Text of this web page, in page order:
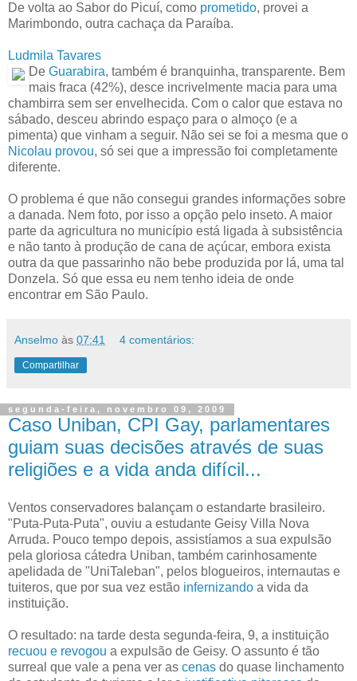
De volta ao Sabor do Picuí, como prometido, provei a
Marimbondo, outra cachaça da Paraíba.
Ludmila Tavares
De Guarabira, também é branquinha, transparente. Bem
mais fraca (42%), desce incrivelmente macia para uma
chambirra sem ser envelhecida. Com o calor que estava no
sábado, desceu abrindo espaço para o almoço (e a
pimenta) que vinham a seguir. Não sei se foi a mesma que o
Nicolau provou, só sei que a impressão foi completamente
diferente.
O problema é que não consegui grandes informações sobre
a danada. Nem foto, por isso a opção pelo inseto. A maior
parte da agricultura no município está ligada à subsistência
e não tanto à produção de cana de açúcar, embora exista
outra da que passarinho não bebe produzida por lá, uma tal
Donzela. Só que essa eu nem tenho ideia de onde
encontrar em São Paulo.
Anselmo às 07:41 4 comentários:
Compartilhar
segunda-feira, novembro 09, 2009
Caso Uniban, CPI Gay, parlamentares
guiam suas decisões através de suas
religiões e a vida anda difícil...
Ventos conservadores balançam o estandarte brasileiro.
"Puta-Puta-Puta", ouviu a estudante Geisy Villa Nova
Arruda. Pouco tempo depois, assistíamos a sua expulsão
pela gloriosa cátedra Uniban, também carinhosamente
apelidada de "UniTaleban", pelos blogueiros, internautas e
tuiteros, que por sua vez estão infernizando a vida da
instituição.
O resultado: na tarde desta segunda-feira, 9, a instituição
recuou e revogou a expulsão de Geisy. O assunto é tão
surreal que vale a pena ver as cenas do quase linchamento